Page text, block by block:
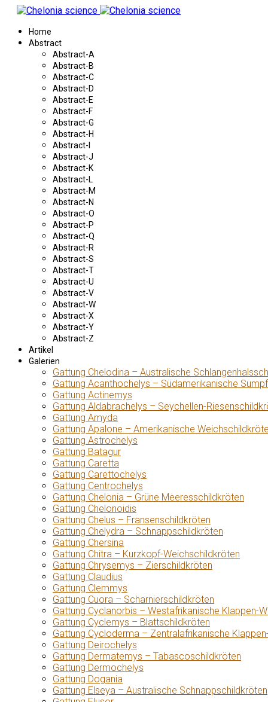
Home
Abstract
Abstract-A
Abstract-B
Abstract-C
Abstract-D
Abstract-E
Abstract-F
Abstract-G
Abstract-H
Abstract-I
Abstract-J
Abstract-K
Abstract-L
Abstract-M
Abstract-N
Abstract-O
Abstract-P
Abstract-Q
Abstract-R
Abstract-S
Abstract-T
Abstract-U
Abstract-V
Abstract-W
Abstract-X
Abstract-Y
Abstract-Z
Artikel
Galerien
Gattung Chelodina – Australische
Gattung Acanthochelys – Südamerikanische
Gattung Actinemys
Gattung Aldabrachelys – Seychellen-
Gattung Amyda
Gattung Apalone – Amerikanische
Gattung Astrochelys
Gattung Batagur
Gattung Caretta
Gattung Carettochelys
Gattung Centrochelys
Gattung Chelonia – Grüne Meeresschildkröten
Gattung Chelonoidis
Gattung Chelus – Fransenschildkröten
Gattung Chelydra – Schnappschildkröten
Gattung Chersina
Gattung Chitra – Kurzkopf-Weichschildkröten
Gattung Chrysemys – Zierschildkröten
Gattung Claudius
Gattung Clemmys
Gattung Cuora – Scharnierschildkröten
Gattung Cyclanorbis – Westafrikanische Klappen-
Gattung Cyclemys – Blattschildkröten
Gattung Cycloderma – Zentralafrikanische
Gattung Deirochelys
Gattung Dermatemys – Tabascoschildkröten
Gattung Dermochelys
Gattung Dogania
Gattung Elseya – Australische Schnappschildkröten